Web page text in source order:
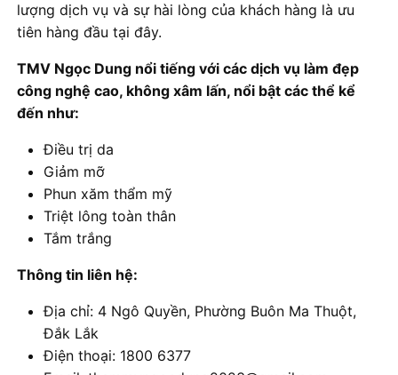
lượng dịch vụ và sự hài lòng của khách hàng là ưu
tiên hàng đầu tại đây.
TMV Ngọc Dung nổi tiếng với các dịch vụ làm đẹp
công nghệ cao, không xâm lấn, nổi bật các thể kể
đến như:
Điều trị da
Giảm mỡ
Phun xăm thẩm mỹ
Triệt lông toàn thân
Tắm trắng
Thông tin liên hệ:
Địa chỉ: 4 Ngô Quyền, Phường Buôn Ma Thuột,
Đắk Lắk
Điện thoại: 1800 6377